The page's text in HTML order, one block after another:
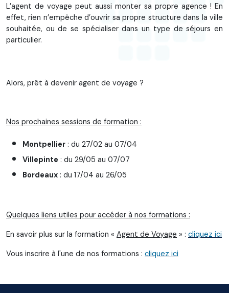
L’agent de voyage peut aussi monter sa propre agence ! En
effet, rien n’empêche d’ouvrir sa propre structure dans la ville
souhaitée, ou de se spécialiser dans un type de séjours en
particulier.
Alors, prêt à devenir agent de voyage ?
Nos prochaines sessions de formation :
Montpellier : du 27/02 au 07/04
Villepinte : du 29/05 au 07/07
Bordeaux : du 17/04 au 26/05
Quelques liens utiles pour accéder à nos formations :
En savoir plus sur la formation « Agent de Voyage » : cliquez ici
Vous inscrire à l'une de nos formations : cliquez ici